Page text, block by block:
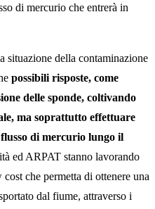
di mercurio che entrerà in
situazione della contaminazione
possibili risposte, come
delle sponde, coltivando
ma soprattutto effettuare
di mercurio lungo il
ed ARPAT stanno lavorando
che permetta di ottenere una
dal fiume, attraverso i